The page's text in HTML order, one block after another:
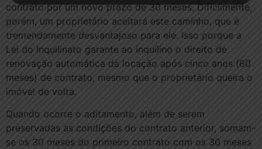
contrato por um novo prazo de 30 meses. Dificilmente,
porém, um proprietário aceitará este caminho, que é
tremendamente desvantajoso para ele. Isso porque a
Lei do Inquilinato garante ao inquilino o direito de
renovação automática da locação após cinco anos (60
meses) de contrato, mesmo que o proprietário queira o
imóvel de volta.
Quando ocorre o aditamento, além de serem
preservadas as condições do contrato anterior, somam-
se os 30 meses do primeiro contrato com os 30 meses